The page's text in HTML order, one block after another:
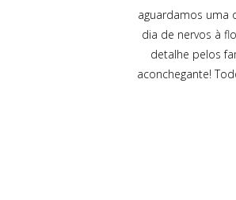
aguardamos uma
dia de nervos à
detalhe pelos
aconchegante!